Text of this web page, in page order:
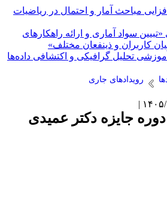
مباحث آمار و احتمال در ریاضیات
سواد آماری و ارائه راهکارهای
کاربران و ذینفعان مختلف»
تحلیل گرافیکی و اکتشافی داده‌ها
رویدادهای جاری
جایزه دکتر عمیدی